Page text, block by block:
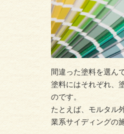
間違った塗料を選ん
塗料にはそれぞれ、
のです。
たとえば、モルタル
業系サイディングの